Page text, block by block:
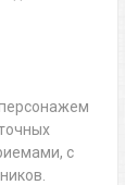
с